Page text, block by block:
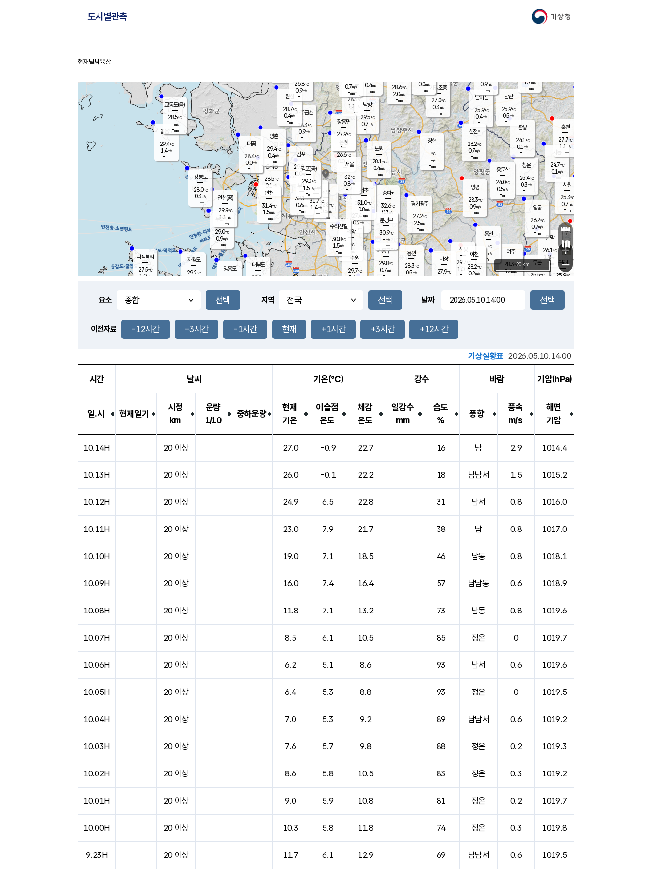
기상청
도시별관측
홈
현재날씨 육상
풍도
1.4m/s
문막
26.1℃
1.8
mm
남이섬
25.9℃
0.4m/s
-mm
무의도
29.0℃
0.9m/s
-mm
영흥도
볼음도
29.4℃
1.4m/s
-mm
자월도
29.2℃
양주
28.3℃
1.1
-mm
부론
25.5℃
과천
27.4℃
0.2m/s
- mm
남산
25.9℃
0.5m/s
-mm
장봉도
28.0℃
0.3m/s
-mm
-mm
청운
25.4℃
0.3m/s
-mm
팔봉
24.1℃
0.1 m/s
-mm
-mm
용인
28.3℃
0.5m/s
여주
28.3℃
1.4m/s
양동
26.2℃
0.7m/s
-mm
경기광주
27.2℃
2.5m/s
-mm
장호원
0.9m/s
-mm
27.6
℃
대부도
28.2
-
경서동
28.5℃
0.1 m/s
-mm
파주금촌
28.3℃
0.9m/s
-mm
가평조종
27.0℃
0.3m/s
-mm
28.6℃
2.0m/s
-mm
대곶
28.4℃
0.0m/s
-mm
신천*
26.2℃
0.7m/s
-mm
창현
-℃
-m/s
-mm
탄현
28.7℃
0.4m/s
-mm
0.0m/s
-mm
30.7℃
0.3m/s
-mm
흥천
-℃
-m/s
-mm
마장
27.9℃
의왕
- ℃
m/s
mm
김포
29.8℃
0.0 m/s
mm
설봉
29.7
1.0 m/s
- mm
광명
32.8 ℃
0.6 m/s
-mm
부천
32.1℃
0.6m/s
-mm
-mm
양촌
29.4℃
0.4m/s
-mm
구로
31.7℃
1.4m/s
-mm
은평
26.6℃
0.0 m/s
- mm
노원
28.1℃
0.4m/s
-mm
송파*
32.6℃
0.1 m/s
-mm
서초
31.0℃
0.8m/s
-mm
남방
29.5℃
0.7m/s
-mm
기흥구갈
29.8℃
0.7m/s
-
수리산길
30.8℃
1.5m/s
-mm
분당구
30.9℃
-m/s
-mm
장흥면
27.9℃
-m/s
-mm
0.7m/s
-mm
시동
24.7℃
0.1 m/s
- mm
귀래
25.9℃
서원
25.3℃
0.7m/s
-mm
용문산
24.0℃
0.5m/s
-mm
덕적북리
27.5℃
1.0m/s
인천(공)
29.9℃
1.1 m/s
-mm
김포(공)
29.3℃
1.5m/s
-mm
교동도(음)
28.5℃
-m/s
-mm
홍천
27.7℃
1.1 m/s
-mm
이천
28.2℃
0.2m/s
양평
28.3℃
0.9m/s
-mm
수원
29.7℃
1.4 m/s
인천
31.4℃
1.5m/s
-mm
서울
32℃
0.8m/s
-mm
1.7 m/s
-mm
26.8℃
0.9m/s
-mm
0.4m/s
-mm
+
−
20 km
요소 지역 날짜
이전자료 -12시간 -3시간 -1시간 현재 +1시간 +3시간 +12시간
기상실황표 2026.05.10.14:00
시간 날씨 기온(℃) 강수 바람 기압(hPa)
일.시 현재일기
시정
km
운량
1/10
중하운량
현재
기온
이슬점
온도
체감
온도
일강수
mm
습도
%
풍향
풍속
m/s
해면
기압
10.14H 20 이상 27.0 -0.9 22.7 16 남 2.9 1014.4
10.13H 20 이상 26.0 -0.1 22.2 18 남남서 1.5 1015.2
10.12H 20 이상 24.9 6.5 22.8 31 남서 0.8 1016.0
10.11H 20 이상 23.0 7.9 21.7 38 남 0.8 1017.0
10.10H 20 이상 19.0 7.1 18.5 46 남동 0.8 1018.1
10.09H 20 이상 16.0 7.4 16.4 57 남남동 0.6 1018.9
10.08H 20 이상 11.8 7.1 13.2 73 남동 0.8 1019.6
10.07H 20 이상 8.5 6.1 10.5 85 정온 0 1019.7
10.06H 20 이상 6.2 5.1 8.6 93 남서 0.6 1019.6
10.05H 20 이상 6.4 5.3 8.8 93 정온 0 1019.5
10.04H 20 이상 7.0 5.3 9.2 89 남남서 0.6 1019.2
10.03H 20 이상 7.6 5.7 9.8 88 정온 0.2 1019.3
10.02H 20 이상 8.6 5.8 10.5 83 정온 0.3 1019.2
10.01H 20 이상 9.0 5.9 10.8 81 정온 0.2 1019.7
10.00H 20 이상 10.3 5.8 11.8 74 정온 0.3 1019.8
9.23H 20 이상 11.7 6.1 12.9 69 남남서 0.6 1019.5